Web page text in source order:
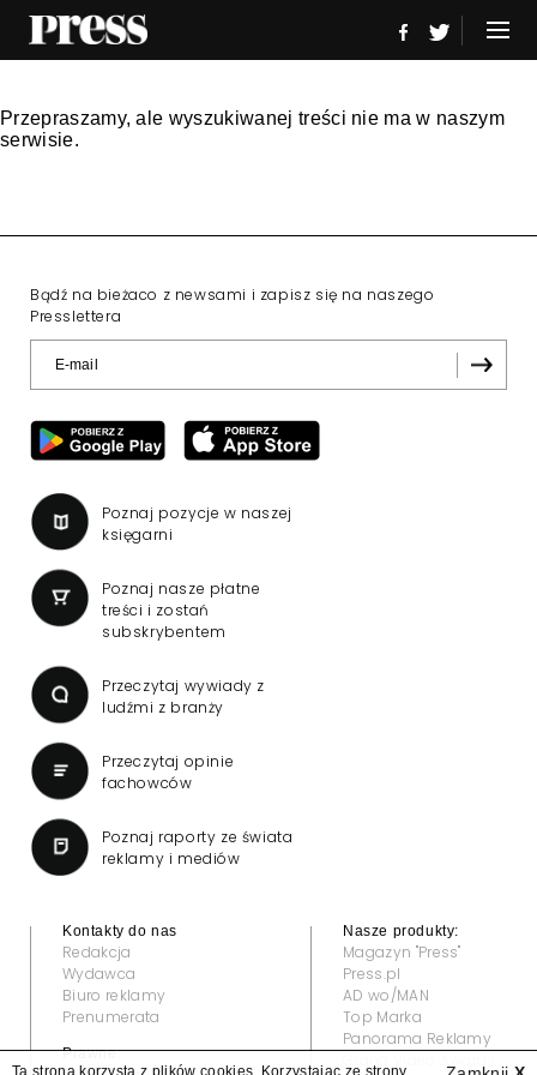
Przepraszamy, ale wyszukiwanej treści nie ma w naszym
serwisie.
Bądź na bieżaco z newsami i zapisz się na naszego
Presslettera
Poznaj pozycje w naszej
księgarni
Poznaj nasze płatne
treści i zostań
subskrybentem
Przeczytaj wywiady z
ludźmi z branży
Przeczytaj opinie
fachowców
Poznaj raporty ze świata
reklamy i mediów
Kontakty do nas
Redakcja
Wydawca
Biuro reklamy
Prenumerata
Prawne:
Nasze produkty:
Magazyn "Press"
Press.pl
AD wo/MAN
Top Marka
Panorama Reklamy
Ta strona korzysta z plików cookies. Korzystając ze strony